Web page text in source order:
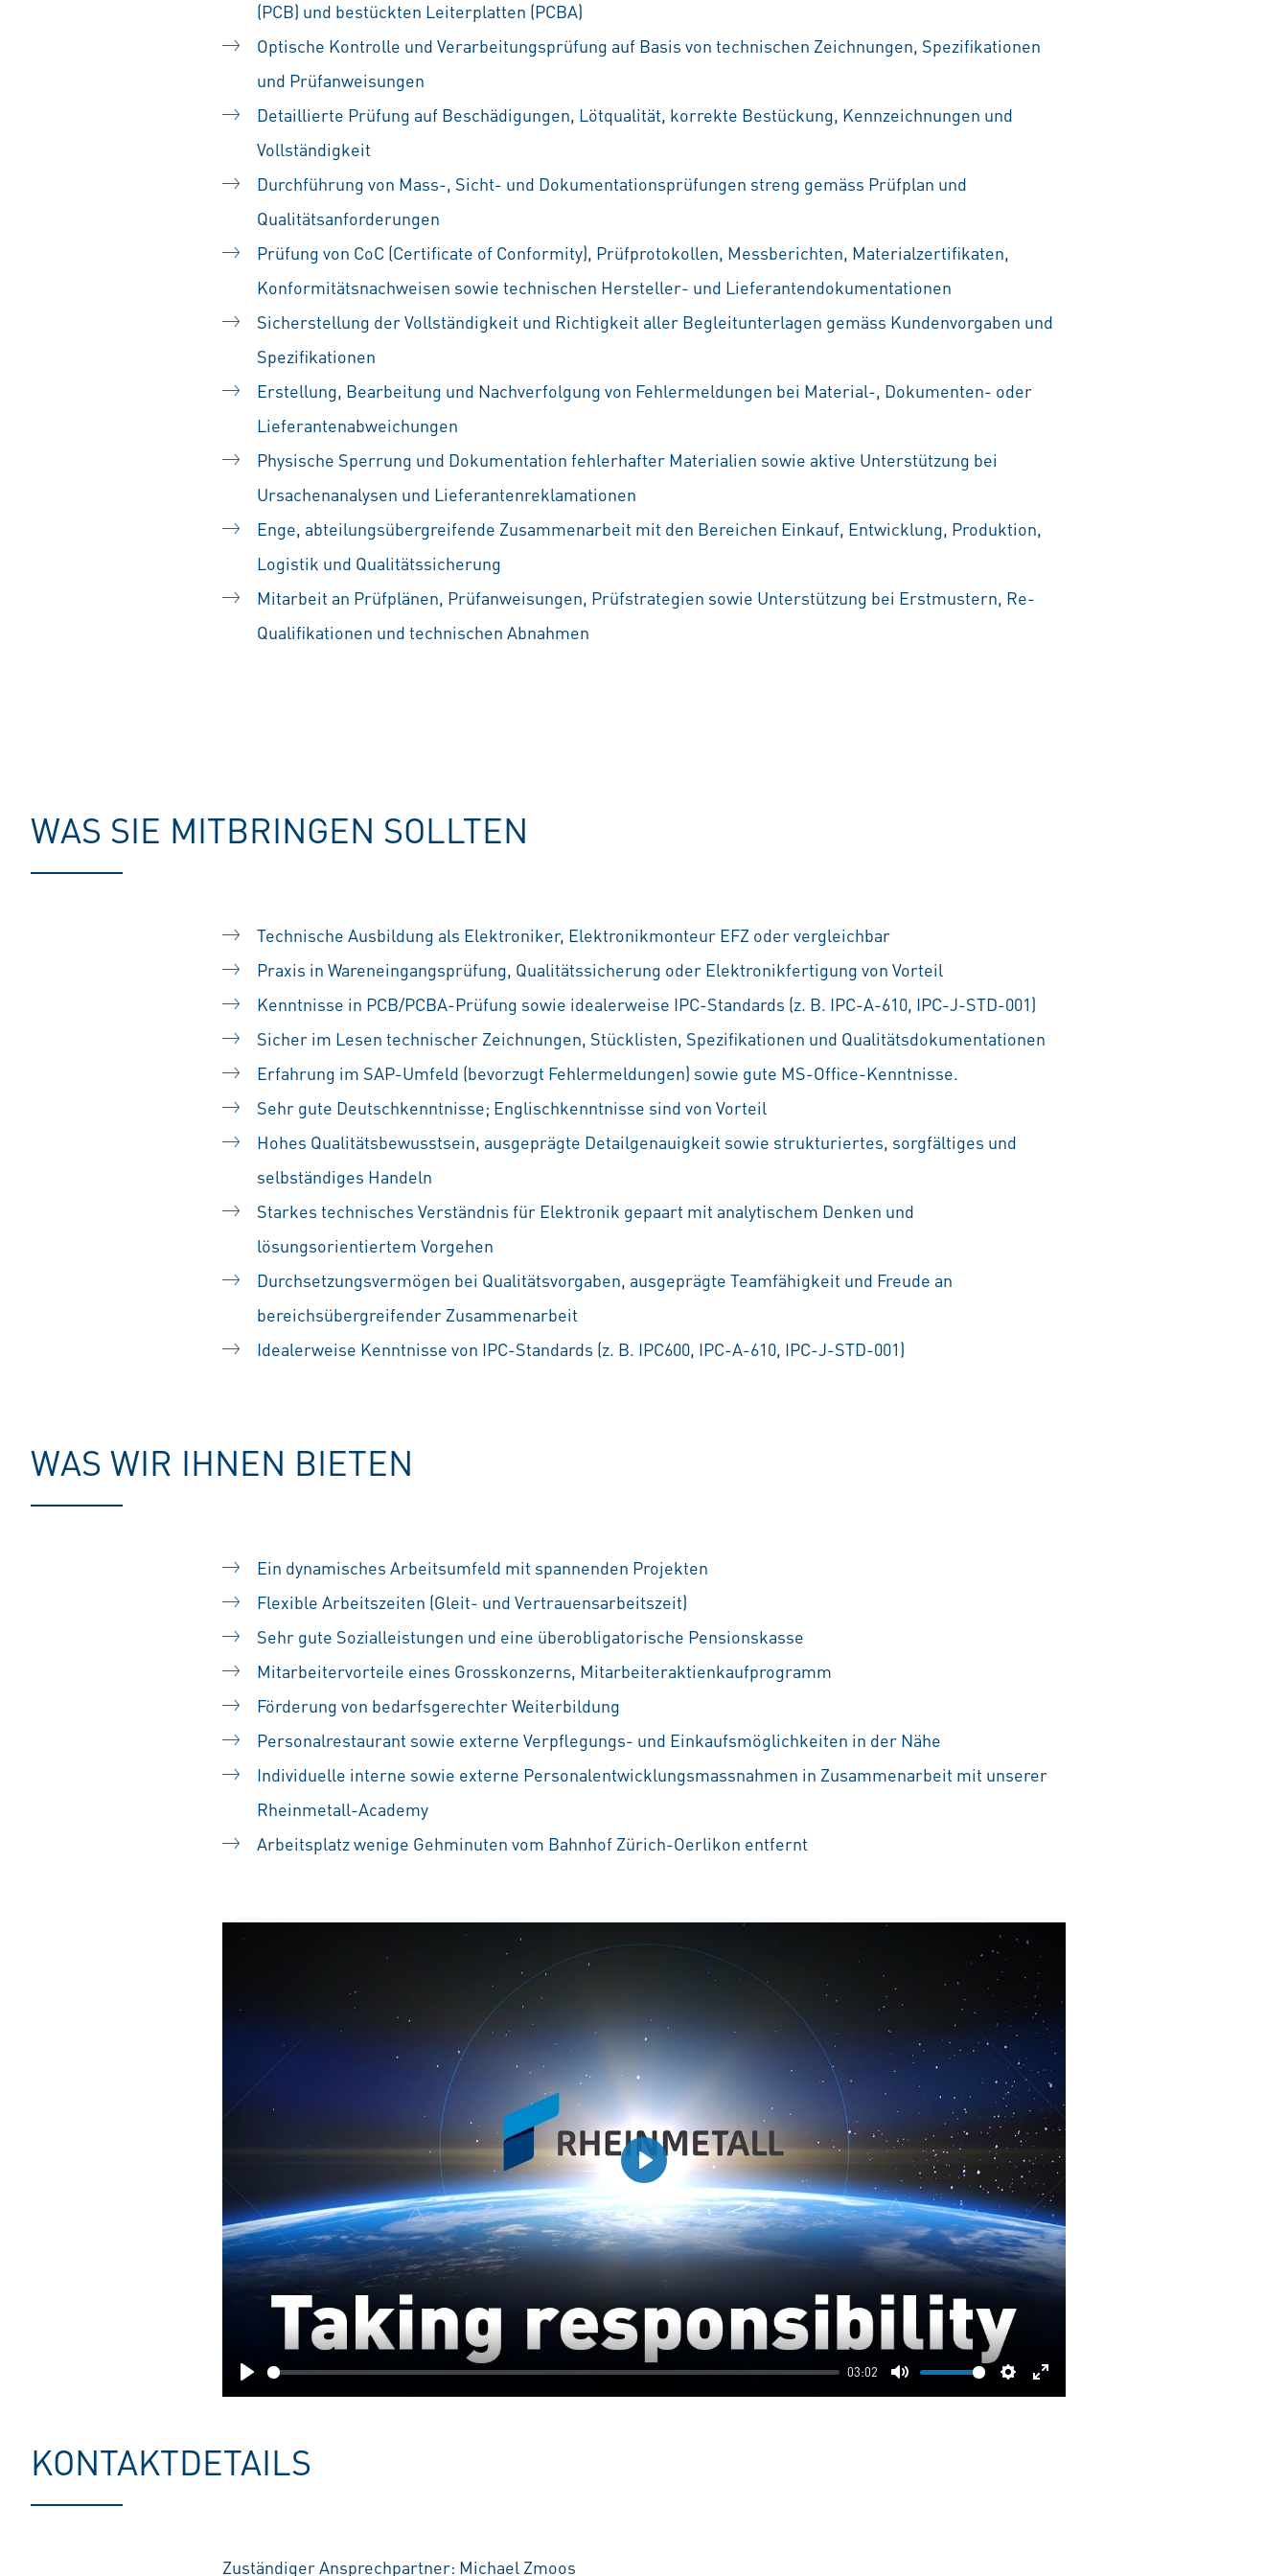
(PCB) und bestückten Leiterplatten (PCBA)
Optische Kontrolle und Verarbeitungsprüfung auf Basis von technischen Zeichnungen, Spezifikationen
und Prüfanweisungen
Detaillierte Prüfung auf Beschädigungen, Lötqualität, korrekte Bestückung, Kennzeichnungen und
Vollständigkeit
Durchführung von Mass-, Sicht- und Dokumentationsprüfungen streng gemäss Prüfplan und
Qualitätsanforderungen
Prüfung von CoC (Certificate of Conformity), Prüfprotokollen, Messberichten, Materialzertifikaten,
Konformitätsnachweisen sowie technischen Hersteller- und Lieferantendokumentationen
Sicherstellung der Vollständigkeit und Richtigkeit aller Begleitunterlagen gemäss Kundenvorgaben und
Spezifikationen
Erstellung, Bearbeitung und Nachverfolgung von Fehlermeldungen bei Material-, Dokumenten- oder
Lieferantenabweichungen
Physische Sperrung und Dokumentation fehlerhafter Materialien sowie aktive Unterstützung bei
Ursachenanalysen und Lieferantenreklamationen
Enge, abteilungsübergreifende Zusammenarbeit mit den Bereichen Einkauf, Entwicklung, Produktion,
Logistik und Qualitätssicherung
Mitarbeit an Prüfplänen, Prüfanweisungen, Prüfstrategien sowie Unterstützung bei Erstmustern, Re-
Qualifikationen und technischen Abnahmen
WAS SIE MITBRINGEN SOLLTEN
Technische Ausbildung als Elektroniker, Elektronikmonteur EFZ oder vergleichbar
Praxis in Wareneingangsprüfung, Qualitätssicherung oder Elektronikfertigung von Vorteil
Kenntnisse in PCB/PCBA-Prüfung sowie idealerweise IPC-Standards (z. B. IPC-A-610, IPC-J-STD-001)
Sicher im Lesen technischer Zeichnungen, Stücklisten, Spezifikationen und Qualitätsdokumentationen
Erfahrung im SAP-Umfeld (bevorzugt Fehlermeldungen) sowie gute MS-Office-Kenntnisse.
Sehr gute Deutschkenntnisse; Englischkenntnisse sind von Vorteil
Hohes Qualitätsbewusstsein, ausgeprägte Detailgenauigkeit sowie strukturiertes, sorgfältiges und
selbständiges Handeln
Starkes technisches Verständnis für Elektronik gepaart mit analytischem Denken und
lösungsorientiertem Vorgehen
Durchsetzungsvermögen bei Qualitätsvorgaben, ausgeprägte Teamfähigkeit und Freude an
bereichsübergreifender Zusammenarbeit
Idealerweise Kenntnisse von IPC-Standards (z. B. IPC600, IPC-A-610, IPC-J-STD-001)
WAS WIR IHNEN BIETEN
Ein dynamisches Arbeitsumfeld mit spannenden Projekten
Flexible Arbeitszeiten (Gleit- und Vertrauensarbeitszeit)
Sehr gute Sozialleistungen und eine überobligatorische Pensionskasse
Mitarbeitervorteile eines Grosskonzerns, Mitarbeiteraktienkaufprogramm
Förderung von bedarfsgerechter Weiterbildung
Personalrestaurant sowie externe Verpflegungs- und Einkaufsmöglichkeiten in der Nähe
Individuelle interne sowie externe Personalentwicklungsmassnahmen in Zusammenarbeit mit unserer
Rheinmetall-Academy
Arbeitsplatz wenige Gehminuten vom Bahnhof Zürich-Oerlikon entfernt
Play
03:02
Mute Settings
Enter
Play
KONTAKTDETAILS
Zuständiger Ansprechpartner: Michael Zmoos